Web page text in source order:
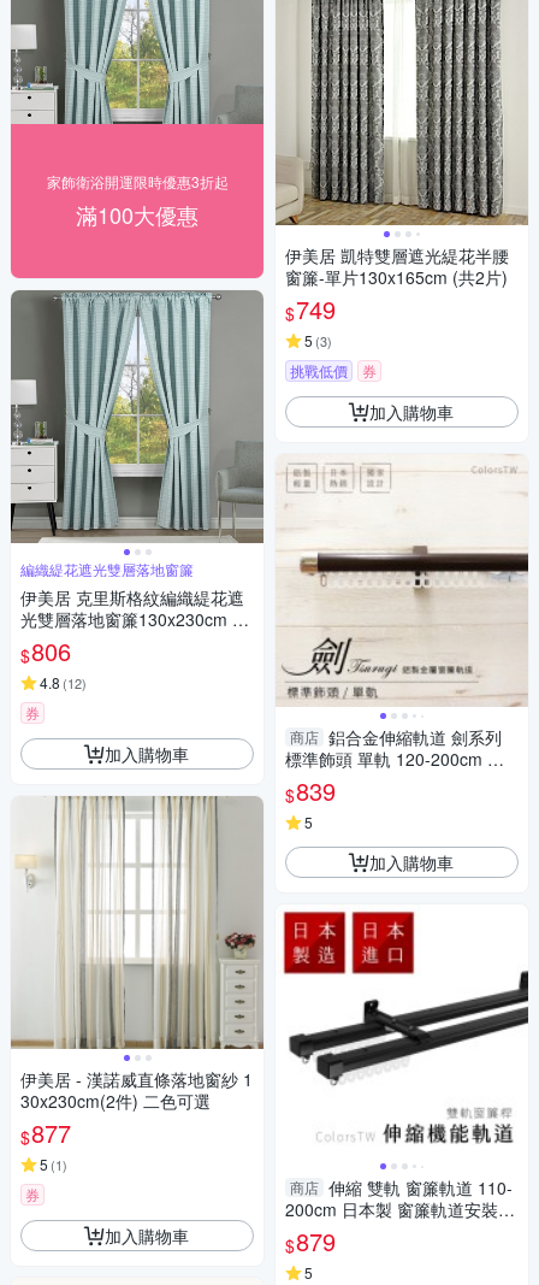
家飾衛浴開運限時優惠3折起
滿100大優惠
編織緹花遮光雙層落地窗簾
伊美居 克里斯格紋編織緹花遮
光雙層落地窗簾130x230cm -2
件
$806
4.8 (12)
券
加入購物車
伊美居 - 漢諾威直條落地窗紗 1
30x230cm(2件) 二色可選
$877
5 (1)
券
加入購物車
伊美居 凱特雙層遮光緹花半腰
窗簾-單片130x165cm (共2片)
$749
5 (3)
挑戰低價 券
加入購物車
商店 鋁合金伸縮軌道 劍系列
標準飾頭 單軌 120-200cm 造
型窗簾軌道DIY 遮光窗簾專用
軌道
$839
5
加入購物車
商店 伸縮 雙軌 窗簾軌道 110-
200cm 日本製 窗簾軌道安裝DI
Y 方型伸縮窗簾軌道 窗簾伸縮
桿 窗簾軌道滑輪
$879
5